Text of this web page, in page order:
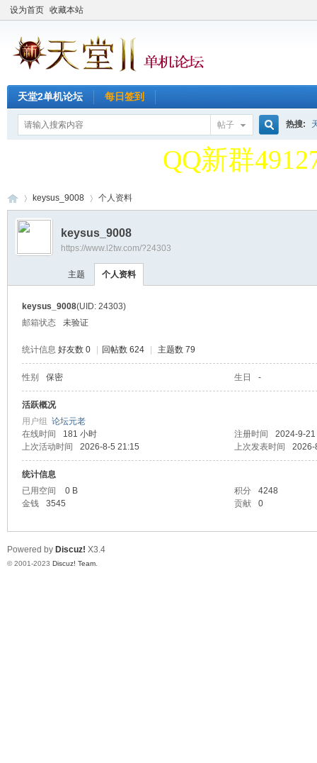
设为首页 收藏本站
天堂2单机论坛 每日签到
帖子 热搜:
天堂2单机
QQ新群
天堂2单机
QQ新群
›
keysus_9008 个人资料
keysus_9008
https://www.l2tw.com/?24303
主题 个人资料
keysus_9008(UID: 24303)
邮箱状态
未验证
统计信息 好友数 0 回帖数 624 主题数 79
性别 保密 生日 -
活跃概况
用户组 论坛元老
在线时间
181 小时 注册时间
2024-9-
上次活动时间
2026-8-5 21:15 上次发表时间 2026-
统计信息
已用空间
0 B 积分
4248
金钱
3545 贡献 0
Powered by Discuz! X3.4
© 2001-2023 Discuz! Team